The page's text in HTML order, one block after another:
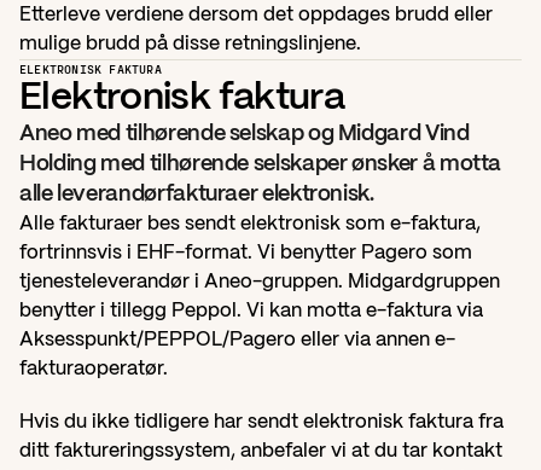
Etterleve verdiene dersom det oppdages brudd eller
mulige brudd på disse retningslinjene.
ELEKTRONISK FAKTURA
Elektronisk faktura
Aneo med tilhørende selskap og Midgard Vind
Holding med tilhørende selskaper ønsker å motta
alle leverandørfakturaer elektronisk.
Alle fakturaer bes sendt elektronisk som e-faktura,
fortrinnsvis i EHF-format. Vi benytter Pagero som
tjenesteleverandør i Aneo-gruppen. Midgardgruppen
benytter i tillegg Peppol. Vi kan motta e-faktura via
Aksesspunkt/PEPPOL/Pagero eller via annen e-
fakturaoperatør.
Hvis du ikke tidligere har sendt elektronisk faktura fra
ditt faktureringssystem, anbefaler vi at du tar kontakt